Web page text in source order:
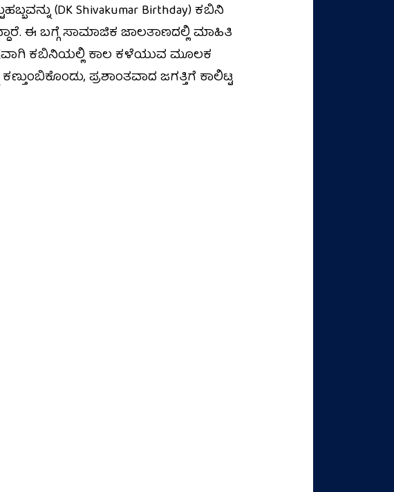
(DK Shivakumar Birthday) ಕಬಿನಿ
ಈ ಬಗ್ಗೆ ಸಾಮಾಜಿಕ ಜಾಲತಾಣದಲ್ಲಿ ಮಾಹಿತಿ
ಕಬಿನಿಯಲ್ಲಿ ಕಾಲ ಕಳೆಯುವ ಮೂಲಕ
ಪ್ರಶಾಂತವಾದ ಜಗತ್ತಿಗೆ ಕಾಲಿಟ್ಟ